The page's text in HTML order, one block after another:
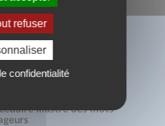
illustré des mots
refuser
confidentialité